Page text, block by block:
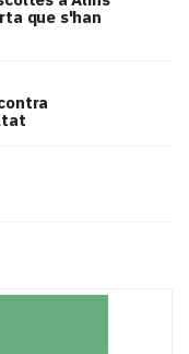
que s'han